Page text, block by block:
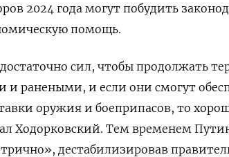
2024 года могут побудить
помощь.
сил, чтобы продолжать
и ранеными, и если они смогут
оружия и боеприпасов, то
Ходорковский. Тем временем
дестабилизировав